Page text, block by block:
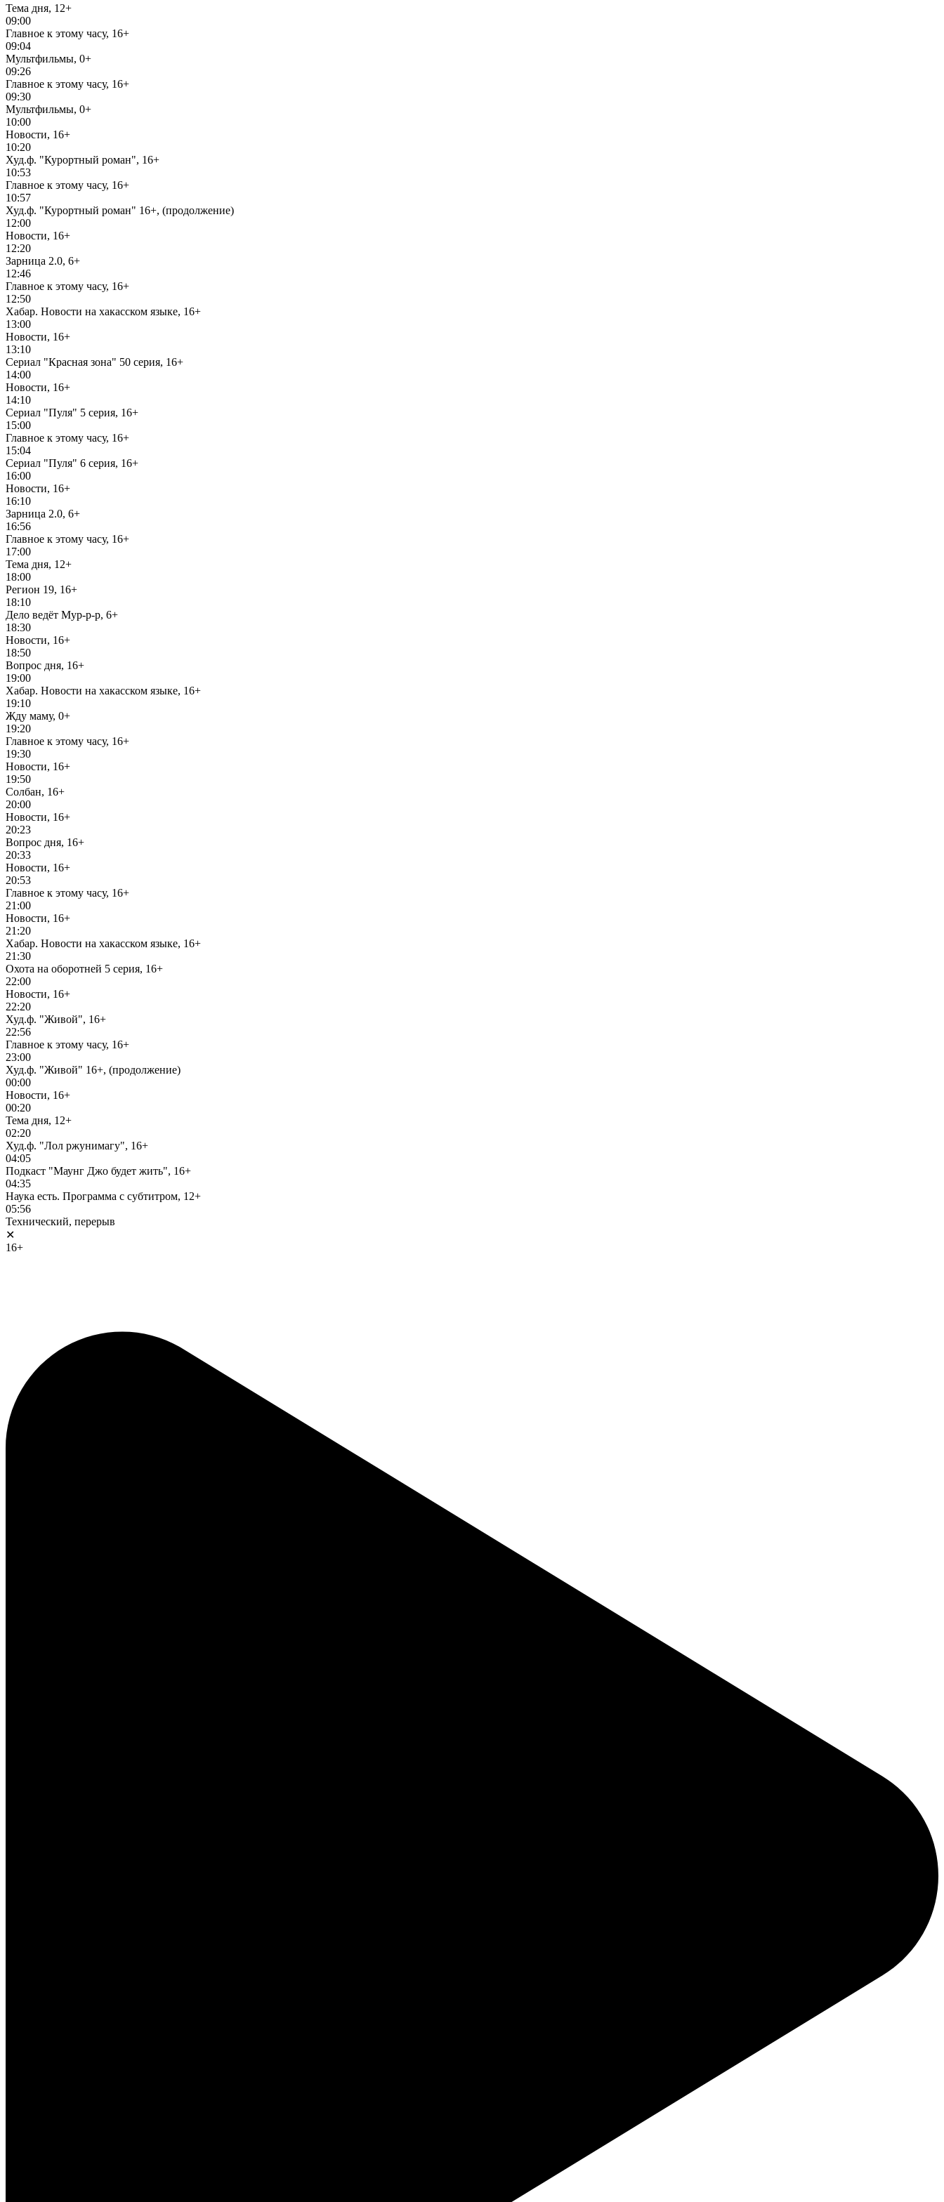
Тема дня, 12+
09:00
Главное к этому часу, 16+
09:04
Мультфильмы, 0+
09:26
Главное к этому часу, 16+
09:30
Мультфильмы, 0+
10:00
Новости, 16+
10:20
Худ.ф. "Курортный роман", 16+
10:53
Главное к этому часу, 16+
10:57
Худ.ф. "Курортный роман" 16+, (продолжение)
12:00
Новости, 16+
12:20
Зарница 2.0, 6+
12:46
Главное к этому часу, 16+
12:50
Хабар. Новости на хакасском языке, 16+
13:00
Новости, 16+
13:10
Сериал "Красная зона" 50 серия, 16+
14:00
Новости, 16+
14:10
Сериал "Пуля" 5 серия, 16+
15:00
Главное к этому часу, 16+
15:04
Сериал "Пуля" 6 серия, 16+
16:00
Новости, 16+
16:10
Зарница 2.0, 6+
16:56
Главное к этому часу, 16+
17:00
Тема дня, 12+
18:00
Регион 19, 16+
18:10
Дело ведёт Мур-р-р, 6+
18:30
Новости, 16+
18:50
Вопрос дня, 16+
19:00
Хабар. Новости на хакасском языке, 16+
19:10
Жду маму, 0+
19:20
Главное к этому часу, 16+
19:30
Новости, 16+
19:50
Солбан, 16+
20:00
Новости, 16+
20:23
Вопрос дня, 16+
20:33
Новости, 16+
20:53
Главное к этому часу, 16+
21:00
Новости, 16+
21:20
Хабар. Новости на хакасском языке, 16+
21:30
Охота на оборотней 5 серия, 16+
22:00
Новости, 16+
22:20
Худ.ф. "Живой", 16+
22:56
Главное к этому часу, 16+
23:00
Худ.ф. "Живой" 16+, (продолжение)
00:00
Новости, 16+
00:20
Тема дня, 12+
02:20
Худ.ф. "Лол ржунимагу", 16+
04:05
Подкаст "Маунг Джо будет жить", 16+
04:35
Наука есть. Программа с субтитром, 12+
05:56
Технический, перерыв
✕
16+